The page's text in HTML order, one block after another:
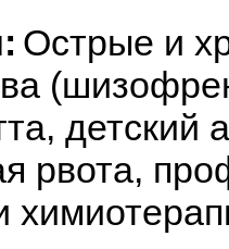
Острые и
детский
рвота,